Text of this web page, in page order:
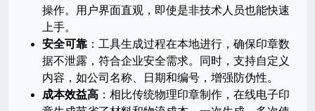
操作。用户界面直观，即使是非技术人员也能快速
上手。
安全可靠 ：工具生成过程在本地进行，确保印章数
据不泄露，符合企业安全需求。同时，支持自定义
内容，如公司名称、日期和编号，增强防伪性。
成本效益高 ：相比传统物理印章制作，在线电子印